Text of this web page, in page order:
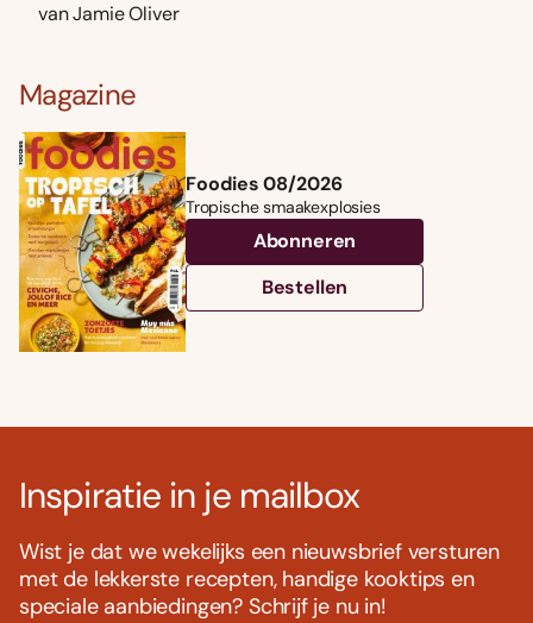
van Jamie Oliver
Magazine
Foodies 08/2026
Tropische smaakexplosies
Abonneren
Bestellen
Inspiratie in je mailbox
Wist je dat we wekelijks een nieuwsbrief versturen
met de lekkerste recepten, handige kooktips en
speciale aanbiedingen? Schrijf je nu in!